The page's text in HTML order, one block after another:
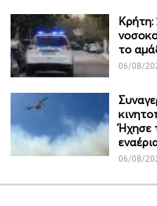
Κρήτη:
το
06/08/
Ήχησε
06/08/